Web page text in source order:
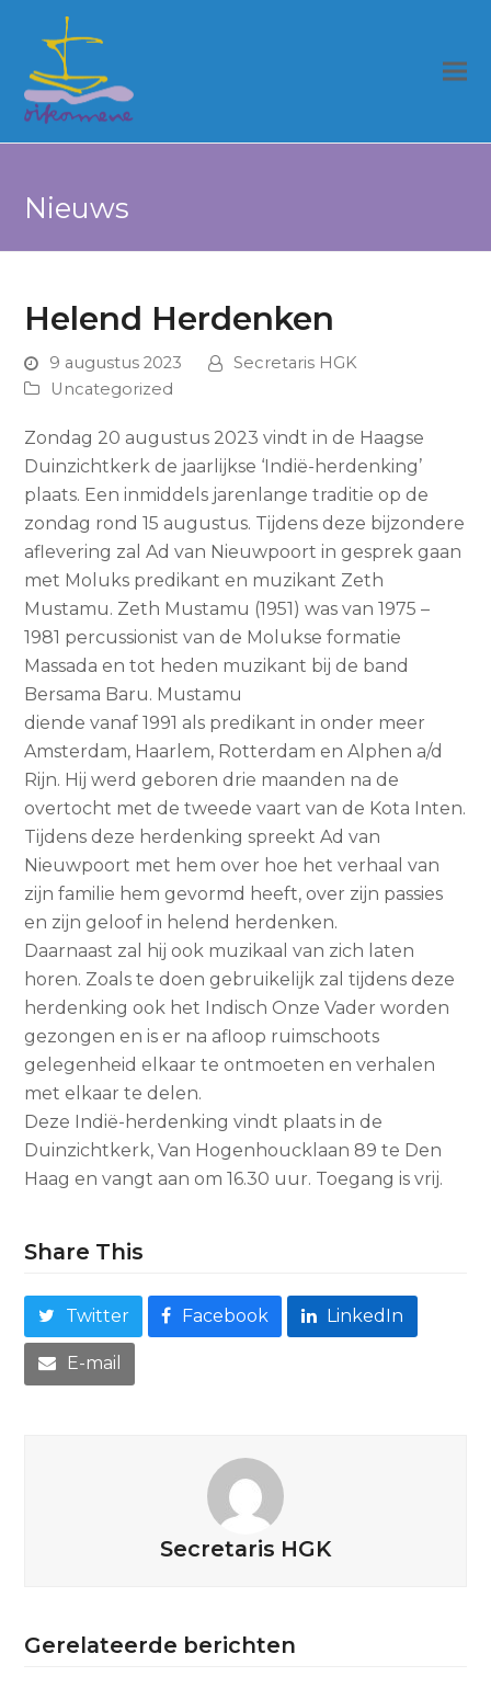
Nieuws
Helend Herdenken
9 augustus 2023
Secretaris HGK
Uncategorized
Zondag 20 augustus 2023 vindt in de Haagse
Duinzichtkerk de jaarlijkse ‘Indië-herdenking’
plaats. Een inmiddels jarenlange traditie op de
zondag rond 15 augustus. Tijdens deze bijzondere
aflevering zal Ad van Nieuwpoort in gesprek gaan
met Moluks predikant en muzikant Zeth
Mustamu. Zeth Mustamu (1951) was van 1975 –
1981 percussionist van de Molukse formatie
Massada en tot heden muzikant bij de band
Bersama Baru. Mustamu
diende vanaf 1991 als predikant in onder meer
Amsterdam, Haarlem, Rotterdam en Alphen a/d
Rijn. Hij werd geboren drie maanden na de
overtocht met de tweede vaart van de Kota Inten.
Tijdens deze herdenking spreekt Ad van
Nieuwpoort met hem over hoe het verhaal van
zijn familie hem gevormd heeft, over zijn passies
en zijn geloof in helend herdenken.
Daarnaast zal hij ook muzikaal van zich laten
horen. Zoals te doen gebruikelijk zal tijdens deze
herdenking ook het Indisch Onze Vader worden
gezongen en is er na afloop ruimschoots
gelegenheid elkaar te ontmoeten en verhalen
met elkaar te delen.
Deze Indië-herdenking vindt plaats in de
Duinzichtkerk, Van Hogenhoucklaan 89 te Den
Haag en vangt aan om 16.30 uur. Toegang is vrij.
Share This
Twitter Facebook LinkedIn
E-mail
Secretaris HGK
Gerelateerde berichten